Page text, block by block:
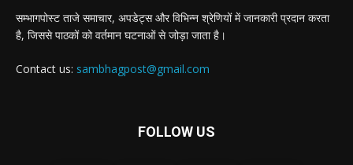
सम्भागपोस्ट ताजे समाचार, अपडेट्स और विभिन्न श्रेणियों में जानकारी प्रदान करता
है, जिससे पाठकों को वर्तमान घटनाओं से जोड़ा जाता है।
Contact us: sambhagpost@gmail.com
FOLLOW US